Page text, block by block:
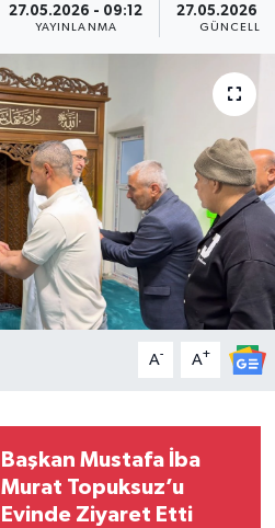
27.05.2026 - 09:12
YAYINLANMA
27.05.2026 -
A- A+
Başkan Mustafa İba
Murat Topuksuz’u
Evinde Ziyaret Etti